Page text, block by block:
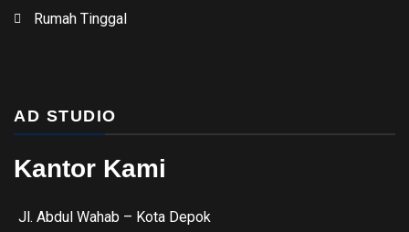
Rumah Tinggal
AD STUDIO
Kantor Kami
Jl. Abdul Wahab – Kota Depok